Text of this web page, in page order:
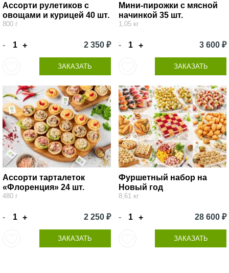
Ассорти рулетиков с
овощами и курицей 40 шт.
800 г
- + 2 350 ₽
ЗАКАЗАТЬ
Мини-пирожки с мясной
начинкой 35 шт.
1,05 кг
- + 3 600 ₽
ЗАКАЗАТЬ
Ассорти тарталеток
«Флоренция» 24 шт.
480 г
- + 2 250 ₽
ЗАКАЗАТЬ
Фуршетный набор на
Новый год
8,61 кг
- + 28 600 ₽
ЗАКАЗАТЬ